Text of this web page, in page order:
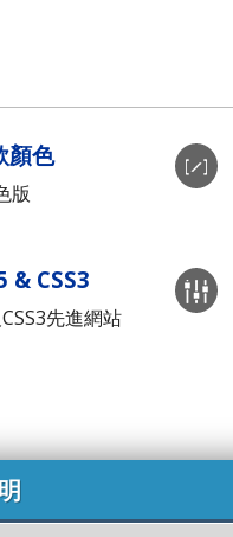
顏色
版
& CSS3
先進網站